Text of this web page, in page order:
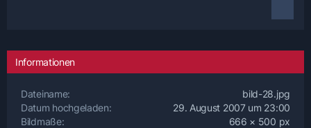
Informationen
Dateiname
bild-28.jpg
Datum hochgeladen
29. August 2007 um 23:00
Bildmaße
666 × 500 px